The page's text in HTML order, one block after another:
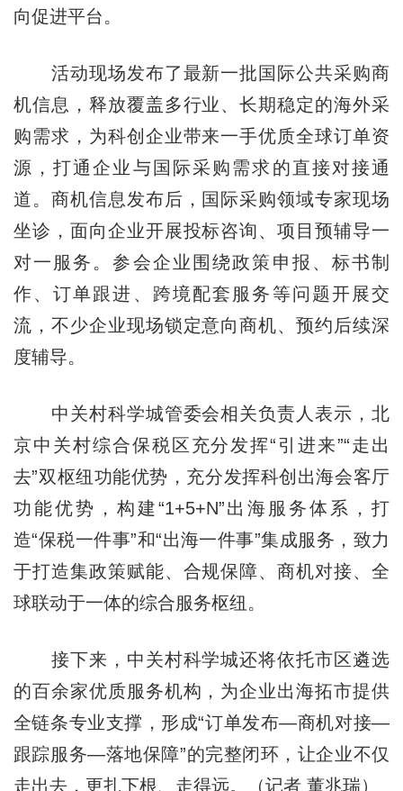
向促进平台。
活动现场发布了最新一批国际公共采购商
机信息，释放覆盖多行业、长期稳定的海外采
购需求，为科创企业带来一手优质全球订单资
源，打通企业与国际采购需求的直接对接通
道。商机信息发布后，国际采购领域专家现场
坐诊，面向企业开展投标咨询、项目预辅导一
对一服务。参会企业围绕政策申报、标书制
作、订单跟进、跨境配套服务等问题开展交
流，不少企业现场锁定意向商机、预约后续深
度辅导。
中关村科学城管委会相关负责人表示，北
京中关村综合保税区充分发挥“引进来”“走出
去”双枢纽功能优势，充分发挥科创出海会客厅
功能优势，构建“1+5+N”出海服务体系，打
造“保税一件事”和“出海一件事”集成服务，致力
于打造集政策赋能、合规保障、商机对接、全
球联动于一体的综合服务枢纽。
接下来，中关村科学城还将依托市区遴选
的百余家优质服务机构，为企业出海拓市提供
全链条专业支撑，形成“订单发布—商机对接—
跟踪服务—落地保障”的完整闭环，让企业不仅
走出去，更扎下根、走得远。（记者 董兆瑞）